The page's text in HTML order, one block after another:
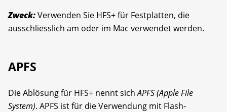
Zweck:Verwenden Sie HFS+ für Festplatten, die
ausschliesslich am oder im Mac verwendet werden.
APFS
Die Ablösung für HFS+ nennt sichAPFS (Apple File
System). APFS ist für die Verwendung mit Flash-